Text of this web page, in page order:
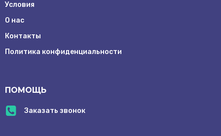
Заказать
info@mrentcam.ru
Г. Москва
Рочдельская
Условия
О нас
Контакты
Политика конфиденциальности
ПОМОЩЬ
Заказать звонок